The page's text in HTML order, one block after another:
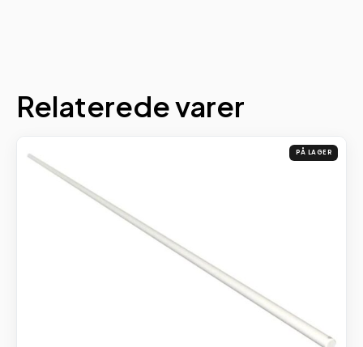
Relaterede varer
PÅ LAGER